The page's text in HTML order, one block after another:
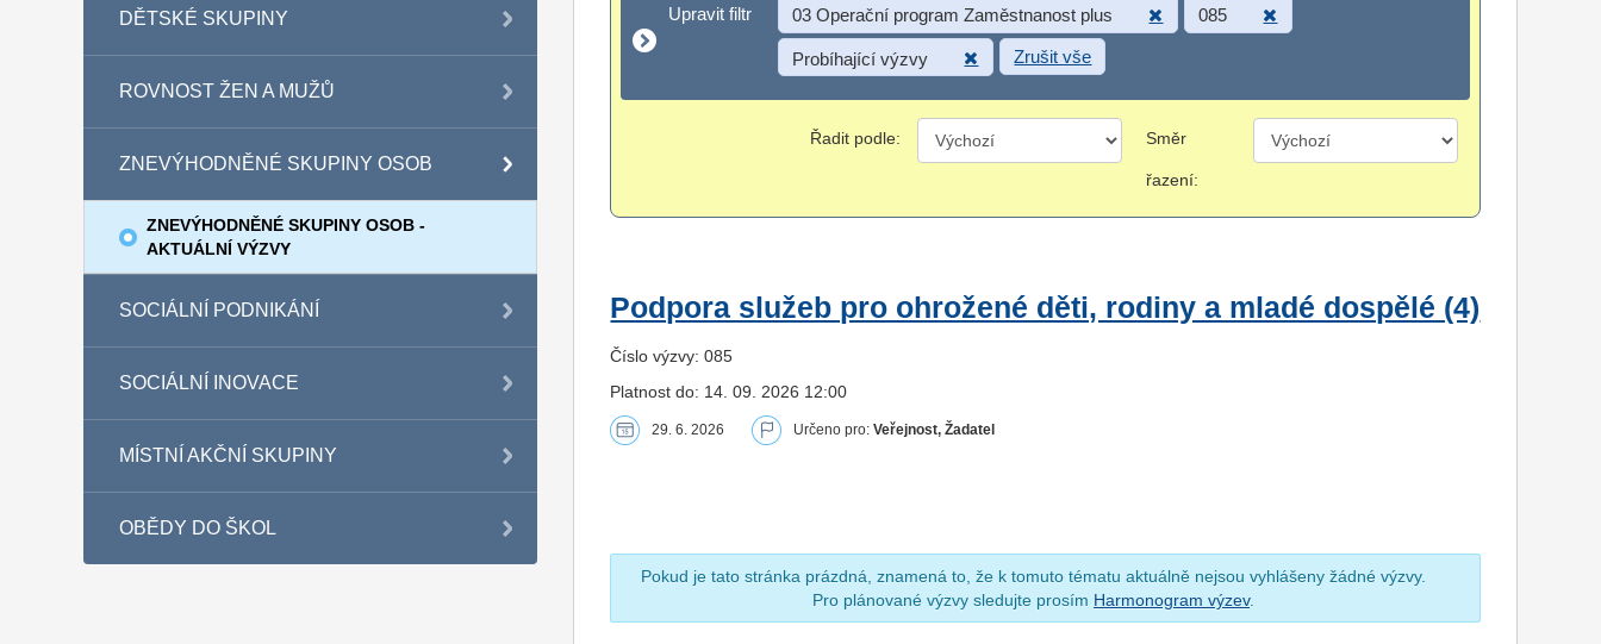
DĚTSKÉ SKUPINY
ROVNOST ŽEN A MUŽŮ
ZNEVÝHODNĚNÉ SKUPINY OSOB
ZNEVÝHODNĚNÉ SKUPINY OSOB -
AKTUÁLNÍ VÝZVY
SOCIÁLNÍ PODNIKÁNÍ
SOCIÁLNÍ INOVACE
MÍSTNÍ AKČNÍ SKUPINY
OBĚDY DO ŠKOL
Upravit filtr
Upravit filtr 03 Operační program Zaměstnanost plus 085
Probíhající výzvy Zrušit vše
Řadit podle: Směr
řazení:
Podpora služeb pro ohrožené děti, rodiny a mladé dospělé (4)
Číslo výzvy: 085
Platnost do: 14. 09. 2026 12:00
29. 6. 2026 Určeno pro:Veřejnost, Žadatel
Pokud je tato stránka prázdná, znamená to, že k tomuto tématu aktuálně nejsou vyhlášeny žádné výzvy.
Pro plánované výzvy sledujte prosím Harmonogram výzev.